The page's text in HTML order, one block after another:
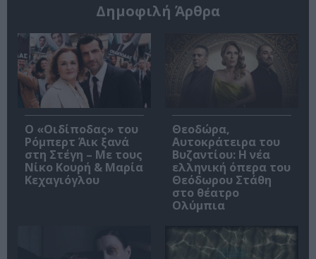
Δημοφιλή Άρθρα
O «Οιδίποδας» του
Ρόμπερτ Άικ ξανά
στη Στέγη – Με τους
Νίκο Κουρή & Μαρία
Κεχαγιόγλου
Θεοδώρα,
Αυτοκράτειρα του
Βυζαντίου: Η νέα
ελληνική όπερα του
Θεόδωρου Στάθη
στο θέατρο
Ολύμπια